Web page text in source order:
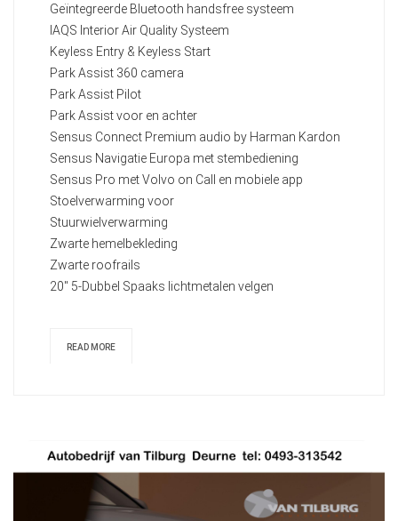
Geïntegreerde Bluetooth handsfree systeem
IAQS Interior Air Quality Systeem
Keyless Entry & Keyless Start
Park Assist 360 camera
Park Assist Pilot
Park Assist voor en achter
Sensus Connect Premium audio by Harman Kardon
Sensus Navigatie Europa met stembediening
Sensus Pro met Volvo on Call en mobiele app
Stoelverwarming voor
Stuurwielverwarming
Zwarte hemelbekleding
Zwarte roofrails
20" 5-Dubbel Spaaks lichtmetalen velgen
READ MORE